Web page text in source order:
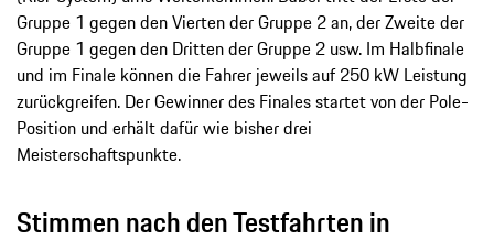
Gruppe 1 gegen den Vierten der Gruppe 2 an, der Zweite der
Gruppe 1 gegen den Dritten der Gruppe 2 usw. Im Halbfinale
und im Finale können die Fahrer jeweils auf 250 kW Leistung
zurückgreifen. Der Gewinner des Finales startet von der Pole-
Position und erhält dafür wie bisher drei
Meisterschaftspunkte.
Stimmen nach den Testfahrten in